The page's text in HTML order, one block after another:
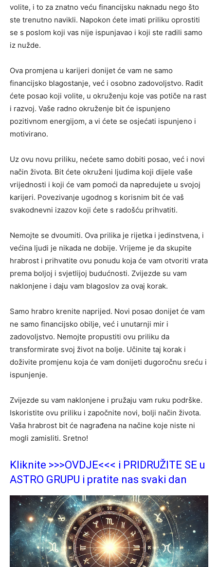
volite, i to za znatno veću financijsku naknadu nego što
ste trenutno navikli. Napokon ćete imati priliku oprostiti
se s poslom koji vas nije ispunjavao i koji ste radili samo
iz nužde.
Ova promjena u karijeri donijet će vam ne samo
financijsko blagostanje, već i osobno zadovoljstvo. Radit
ćete posao koji volite, u okruženju koje vas potiče na rast
i razvoj. Vaše radno okruženje bit će ispunjeno
pozitivnom energijom, a vi ćete se osjećati ispunjeno i
motivirano.
Uz ovu novu priliku, nećete samo dobiti posao, već i novi
način života. Bit ćete okruženi ljudima koji dijele vaše
vrijednosti i koji će vam pomoći da napredujete u svojoj
karijeri. Povezivanje ugodnog s korisnim bit će vaš
svakodnevni izazov koji ćete s radošću prihvatiti.
Nemojte se dvoumiti. Ova prilika je rijetka i jedinstvena, i
većina ljudi je nikada ne dobije. Vrijeme je da skupite
hrabrost i prihvatite ovu ponudu koja će vam otvoriti vrata
prema boljoj i svjetlijoj budućnosti. Zvijezde su vam
naklonjene i daju vam blagoslov za ovaj korak.
Samo hrabro krenite naprijed. Novi posao donijet će vam
ne samo financijsko obilje, već i unutarnji mir i
zadovoljstvo. Nemojte propustiti ovu priliku da
transformirate svoj život na bolje. Učinite taj korak i
doživite promjenu koja će vam donijeti dugoročnu sreću i
ispunjenje.
Zvijezde su vam naklonjene i pružaju vam ruku podrške.
Iskoristite ovu priliku i započnite novi, bolji način života.
Vaša hrabrost bit će nagrađena na načine koje niste ni
mogli zamisliti. Sretno!
Kliknite >>>OVDJE<<< i PRIDRUŽITE SE u
ASTRO GRUPU i pratite nas svaki dan